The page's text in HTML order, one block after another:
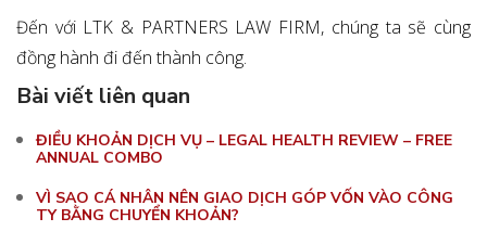
Đến với LTK & PARTNERS LAW FIRM, chúng ta sẽ cùng
đồng hành đi đến thành công.
Bài viết liên quan
ĐIỀU KHOẢN DỊCH VỤ – LEGAL HEALTH REVIEW – FREE
ANNUAL COMBO
VÌ SAO CÁ NHÂN NÊN GIAO DỊCH GÓP VỐN VÀO CÔNG
TY BẰNG CHUYỂN KHOẢN?